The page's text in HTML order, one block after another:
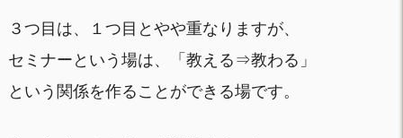
３つ目は、１つ目とやや重なりますが、
セミナーという場は、「教える⇒教わる」
という関係を作ることができる場です。